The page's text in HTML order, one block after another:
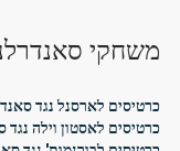
משחקי
כרטיסים לארסנל נגד
כרטיסים לאסטון וילה נגד